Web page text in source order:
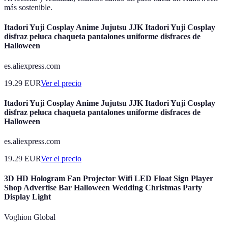
más sostenible.
Itadori Yuji Cosplay Anime Jujutsu JJK Itadori Yuji Cosplay
disfraz peluca chaqueta pantalones uniforme disfraces de
Halloween
es.aliexpress.com
19.29 EURVer el precio
Itadori Yuji Cosplay Anime Jujutsu JJK Itadori Yuji Cosplay
disfraz peluca chaqueta pantalones uniforme disfraces de
Halloween
es.aliexpress.com
19.29 EURVer el precio
3D HD Hologram Fan Projector Wifi LED Float Sign Player
Shop Advertise Bar Halloween Wedding Christmas Party
Display Light
Voghion Global